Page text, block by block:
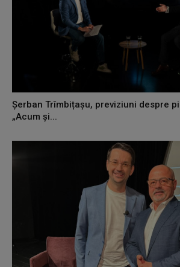
Șerban Trîmbițașu, previziuni despre
„Acum și...